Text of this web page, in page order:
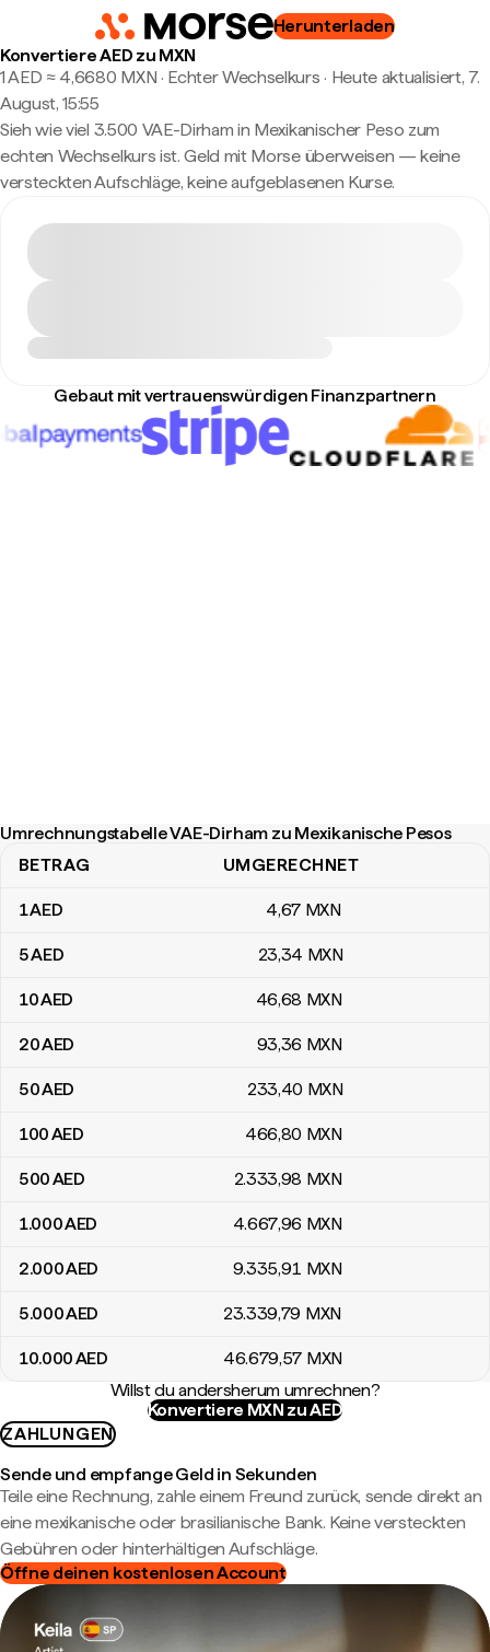
Herunterladen
Konvertiere AED zu MXN
1 AED ≈ 4,6680 MXN · Echter Wechselkurs · Heute aktualisiert, 7.
August, 15:55
Sieh wie viel 3.500 VAE-Dirham in Mexikanischer Peso zum
echten Wechselkurs ist. Geld mit Morse überweisen — keine
versteckten Aufschläge, keine aufgeblasenen Kurse.
Gebaut mit vertrauenswürdigen Finanzpartnern
Umrechnungstabelle VAE-Dirham zu Mexikanische Pesos
Umrechnungstabelle VAE-Dirham zu Mexikanische Pesos
BETRAG UMGERECHNET
1AED 4,67 MXN
5AED 23,34 MXN
10AED 46,68 MXN
20AED 93,36 MXN
50AED 233,40 MXN
100AED 466,80 MXN
500AED 2.333,98 MXN
1.000AED 4.667,96 MXN
2.000AED 9.335,91 MXN
5.000AED 23.339,79 MXN
10.000AED 46.679,57 MXN
Willst du andersherum umrechnen?
Konvertiere MXN zu AED
ZAHLUNGEN
Sende und empfange Geld in Sekunden
Teile eine Rechnung, zahle einem Freund zurück, sende direkt an
eine mexikanische oder brasilianische Bank. Keine versteckten
Gebühren oder hinterhältigen Aufschläge.
Öffne deinen kostenlosen Account